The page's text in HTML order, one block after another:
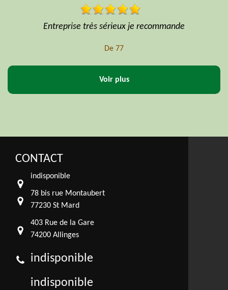
Professionnel sécurité matériel niveau prix formidable
De Hoffmann
Voir plus
CONTACT
indisponible
78 bis rue Montaubert
77230 St Mard
403 Rue de la Gare
74200 Allinges
indisponible
indisponible